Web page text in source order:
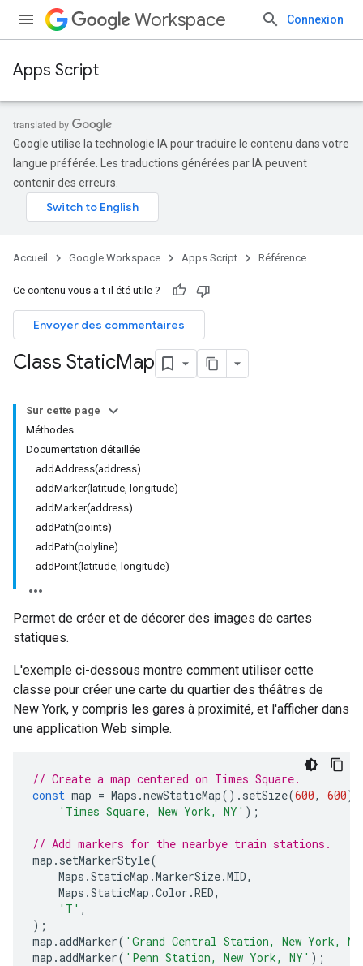
Workspace Connexion
Apps Script
Google utilise la technologie IA pour traduire le contenu dans votre
langue préférée. Les traductions générées par IA peuvent
contenir des erreurs.
Accueil Google Workspace Apps Script Référence
Ce contenu vous a-t-il été utile ?
Envoyer des commentaires
Class StaticMap
Sur cette page
Méthodes
Documentation détaillée
addAddress(address)
addMarker(latitude, longitude)
addMarker(address)
addPath(points)
addPath(polyline)
addPoint(latitude, longitude)
Permet de créer et de décorer des images de cartes
statiques.
L'exemple ci-dessous montre comment utiliser cette
classe pour créer une carte du quartier des théâtres de
New York, y compris les gares à proximité, et l'afficher dans
une application Web simple.
// Create a map centered on Times Square.
const map = Maps .newStaticMap(). setSize(600, 600).
'Times Square, New York, NY' );
// Add markers for the nearbye train stations.
map . setMarkerStyle(
Maps .StaticMap .MarkerSize.MID,
Maps .StaticMap .Color .RED,
'T' ,
);
map .addMarker( 'Grand Central Station, New York,
map .addMarker( 'Penn Station, New York, NY' );